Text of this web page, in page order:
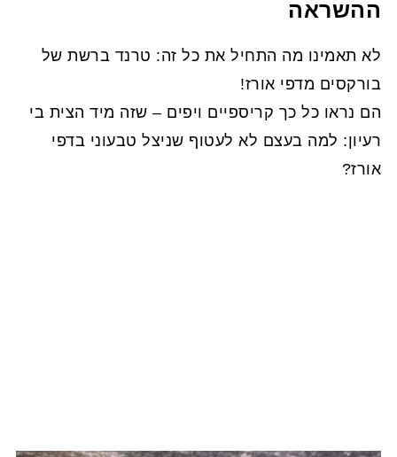
ההשראה
לא תאמינו מה התחיל את כל זה: טרנד ברשת של
בורקסים מדפי אורז!
הם נראו כל כך קריספיים ויפים – שזה מיד הצית בי
רעיון: למה בעצם לא לעטוף שניצל טבעוני בדפי
אורז?